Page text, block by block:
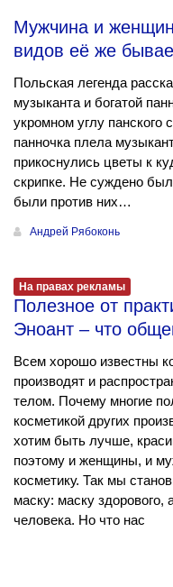
Мужчина и
видов её же
Польская легенда
музыканта и богатой
укромном углу панского
панночка плела
прикоснулись цветы к
скрипке. Не суждено
были против них…
Андрей Рябоконь
На правах рекламы
Полезное от
Эноант – что
Всем хорошо известны
производят и
телом. Почему многие
косметикой других
хотим быть лучше,
поэтому и женщины, и
косметику. Так мы
маску: маску здорового,
человека. Но что нас